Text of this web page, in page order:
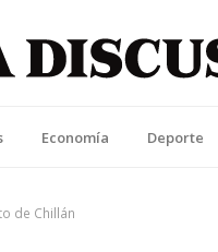
Economía Deporte
de Chillán